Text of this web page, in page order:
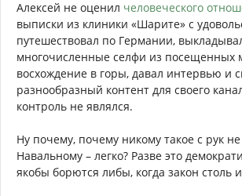
Алексей не оценил человеческого
выписки из клиники «Шарите» с
путешествовал по Германии,
многочисленные селфи из посещенных
восхождение в горы, давал интервью и
разнообразный контент для своего
контроль не являлся.
Ну почему, почему никому такое с рук
Навальному – легко? Разве это
якобы борются либы, когда закон столь